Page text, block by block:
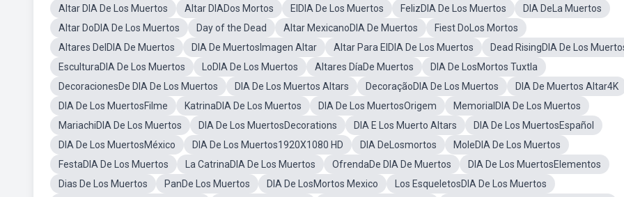
Altar DIA De Los Muertos Altar DIADos Mortos ElDIA De Los Muertos FelizDIA De Los Muertos
DIA DeLa Muertos
Altar DoDIA De Los Muertos
Day of the Dead Altar MexicanoDIA De Muertos
Fiest DoLos Mortos
Altares DelDIA De Muertos
DIA De MuertosImagen Altar Altar Para ElDIA De Los Muertos
Dead RisingDIA De Los
EsculturaDIA De Los Muertos
LoDIA De Los Muertos Altares DíaDe Muertos
DIA De LosMortos Tuxtla
DecoracionesDe DIA De Los Muertos
DIA De Los Muertos Altars DecoraçãoDIA De Los Muertos
DIA De Muertos Altar4K
DIA De Los MuertosFilme
KatrinaDIA De Los Muertos DIA De Los MuertosOrigem
MemorialDIA De Los Muertos
MariachiDIA De Los Muertos
DIA De Los MuertosDecorations DIA E Los Muerto Altars
DIA De Los MuertosEspañol
DIA De Los MuertosMéxico
DIA De Los Muertos1920X1080 HD DIA DeLosmortos
MoleDIA De Los Muertos
FestaDIA De Los Muertos
La CatrinaDIA De Los Muertos OfrendaDe DIA De Muertos
DIA De Los MuertosElementos
Dias De Los Muertos
PanDe Los Muertos DIA De LosMortos Mexico
Los EsqueletosDIA De Los Muertos